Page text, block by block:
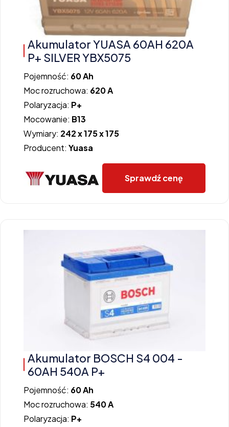
Akumulator YUASA 60AH 620A
P+ SILVER YBX5075
Pojemność: 60 Ah
Moc rozruchowa: 620 A
Polaryzacja: P+
Mocowanie: B13
Wymiary: 242 x 175 x 175
Producent: Yuasa
Sprawdź cenę
Akumulator BOSCH S4 004 -
60AH 540A P+
Pojemność: 60 Ah
Moc rozruchowa: 540 A
Polaryzacja: P+